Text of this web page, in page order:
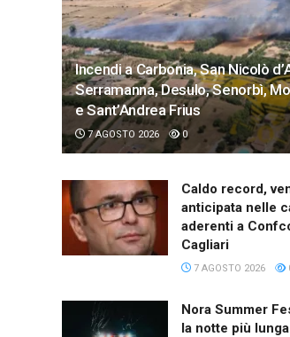
Incendi a Carbonia, San Nicolò
Serramanna, Desulo, Senorbì,
e Sant’Andrea Frius
7 AGOSTO 2026 0
Caldo record,
anticipata nelle
aderenti a
Cagliari
7 AGOSTO 2026
Nora Summer
la notte più